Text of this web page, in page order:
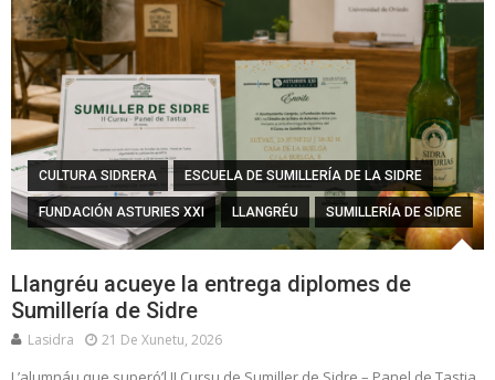
CULTURA SIDRERA ESCUELA DE SUMILLERÍA DE LA SIDRE
FUNDACIÓN ASTURIES XXI LLANGRÉU SUMILLERÍA DE SIDRE
Llangréu acueye la entrega diplomes de
Sumillería de Sidre
Lasidra 21 De Xunetu, 2026